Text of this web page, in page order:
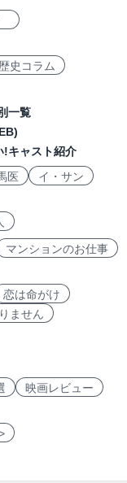
史コラム
一覧
!キャスト紹介
医
イ・サン
マンションのお仕事
恋は命がけ
ません
映画レビュー